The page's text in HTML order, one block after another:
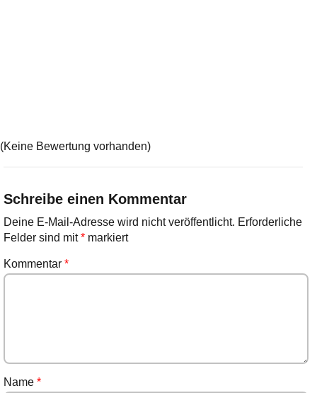
(Keine Bewertung vorhanden)
Schreibe einen Kommentar
Deine E-Mail-Adresse wird nicht veröffentlicht. Erforderliche
Felder sind mit*markiert
Kommentar *
Name *